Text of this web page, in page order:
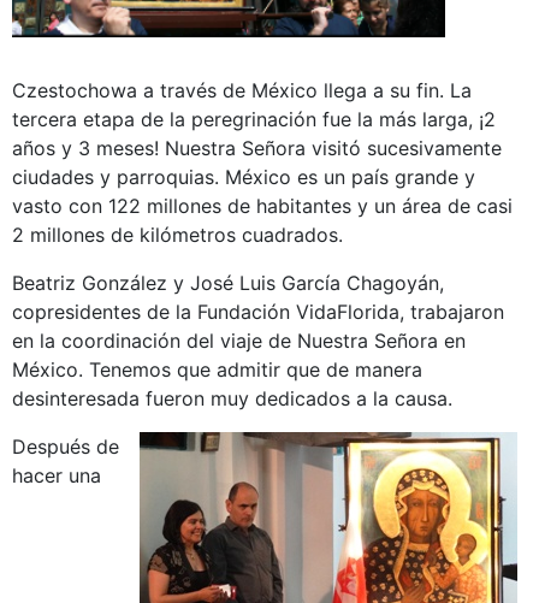
Czestochowa a través de México llega a su fin. La
tercera etapa de la peregrinación fue la más larga, ¡2
años y 3 meses! Nuestra Señora visitó sucesivamente
ciudades y parroquias. México es un país grande y
vasto con 122 millones de habitantes y un área de casi
2 millones de kilómetros cuadrados.
Beatriz González y José Luis García Chagoyán,
copresidentes de la Fundación VidaFlorida, trabajaron
en la coordinación del viaje de Nuestra Señora en
México. Tenemos que admitir que de manera
desinteresada fueron muy dedicados a la causa.
Después de
hacer una